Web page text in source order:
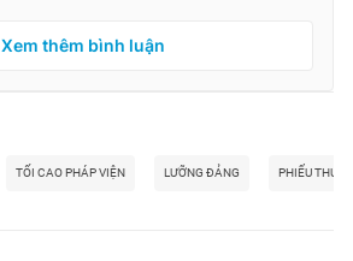
Xem thêm bình luận
TỐI CAO PHÁP VIỆN LƯỠNG ĐẢNG PHIẾU THUẬN